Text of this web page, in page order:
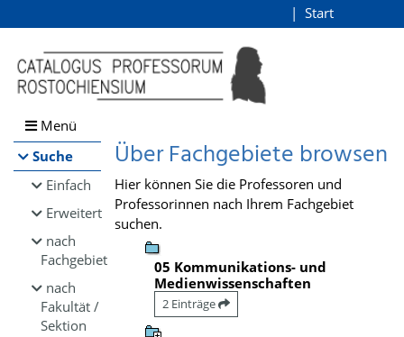
Browsen
direkt zum Inhalt
Start
Menü
Suche
Einfach
Erweitert
nach
Fachgebiet
nach
Fakultät /
Sektion
Über Fachgebiete browsen
Hier können Sie die Professoren und
Professorinnen nach Ihrem Fachgebiet
suchen.
05 Kommunikations- und
Medienwissenschaften
2 Einträge